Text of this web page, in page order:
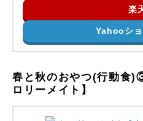
楽
Yahooシ
春と秋のおやつ(行動食
ロリーメイト】